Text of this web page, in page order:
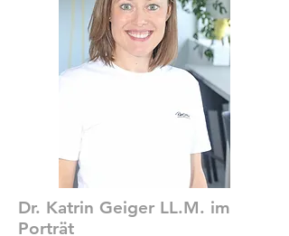
Dr. Katrin Geiger LL.M. im
Porträt